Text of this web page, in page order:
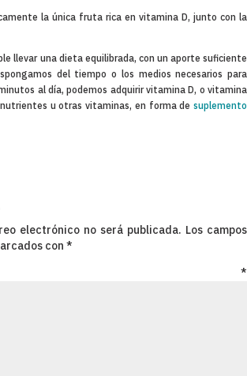
la única fruta rica en vitamina D, junto con la
llevar una dieta equilibrada, con un aporte suficiente
del tiempo o los medios necesarios para
al día, podemos adquirir vitamina D, o vitamina
u otras vitaminas, en forma de suplemento
electrónico no será publicada. Los campos
con*
*